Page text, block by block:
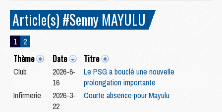
Article(s) #Senny MAYULU
1 2
Thème Date Titre
Club
2026-6-
16
Le PSG a bouclé une nouvelle
prolongation importante
Infirmerie
2026-3-
22
Courte absence pour Mayulu